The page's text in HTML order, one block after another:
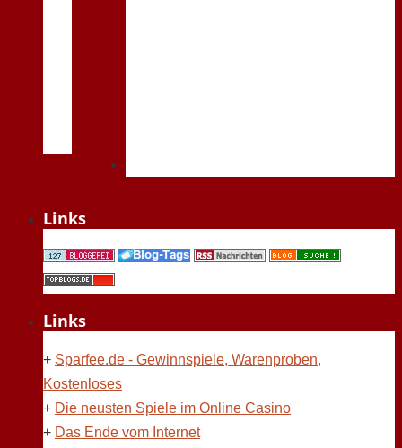
Links
Links
+ Sparfee.de - Gewinnspiele, Warenproben,
Kostenloses
+ Die neusten Spiele im Online Casino
+ Das Ende vom Internet